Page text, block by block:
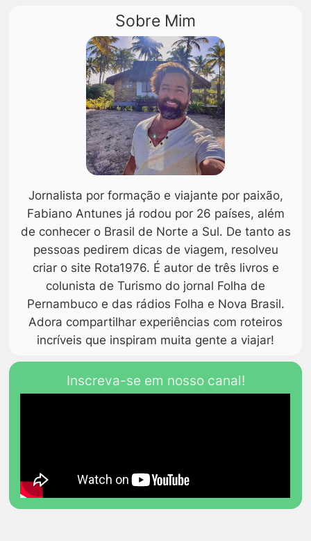
Sobre Mim
Jornalista por formação e viajante por paixão,
Fabiano Antunes já rodou por 26 países, além
de conhecer o Brasil de Norte a Sul. De tanto as
pessoas pedirem dicas de viagem, resolveu
criar o site Rota1976. É autor de três livros e
colunista de Turismo do jornal Folha de
Pernambuco e das rádios Folha e Nova Brasil.
Adora compartilhar experiências com roteiros
incríveis que inspiram muita gente a viajar!
Inscreva-se em nosso canal!